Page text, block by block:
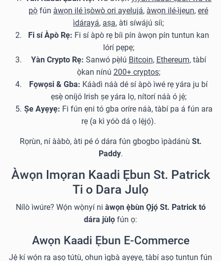
pọ̀ fún àwọn ilé ìṣòwò ori ayelujá, àwọn ilé-ìjẹun, eré
ìdárayá, aṣa, àti síwájú síi;
Fi sí Àpò Rẹ: Fi sí àpò rẹ bíi pín àwọn pín tuntun kan
lórí pẹpẹ;
Yàn Crypto Rẹ: Sanwó pẹ̀lú Bitcoin, Ethereum, tàbí
ọ̀kan nínú 200+ cryptos;
Fọwọsi & Gba: Káàdì náà dé sí àpò ìwé rẹ yára ju bí
ẹsẹ̀ oníjó Irish ṣe yára lọ, nítorí náà ó jẹ́;
Ṣe Ayẹyẹ: Fi fún ẹni tó gba oríre náà, tàbí pa á fún ara
rẹ (a kì yóò dá ọ lẹ́jọ́).
Rọrùn, ní ààbò, àti pé ó dára fún gbogbo ìpàdánù St.
Paddy.
Àwọn Imọran Kaadi Ẹbun St. Patrick
Ti o Dara Julọ
Nílò ìwúre? Wọ́n wọ̀nyí ni àwọn ẹ̀bùn Ọjọ́ St. Patrick tó
dára jùlọ fún ọ:
Awọn Kaadi Ẹbun E-Commerce
Jẹ́ kí wọ́n ra aṣọ tútù, ohun ìgbà ayẹyẹ, tàbí aṣọ tuntun fún